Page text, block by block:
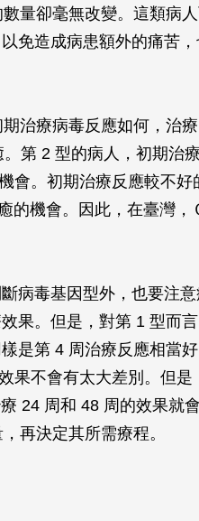
量卻毫無改變。這類病
免造成病患額外的痛苦
治療病毒反應如何，治
第 2 型的病人，初期治
會。初期治療反應較不好
的機會。因此，在臺灣，
病毒基因型外，也要注
果。但是，對第 1 型而
是第 4 周治療反應相當
果不會有太大差別。但是
24 周和 48 周的效果就
再決定其所需療程。